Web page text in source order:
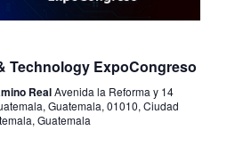
Technology ExpoCongreso
RealAvenida la Reforma y 14
Guatemala, 01010, Ciudad
Guatemala